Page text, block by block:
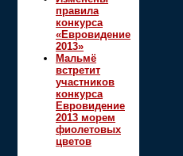
правила
конкурса
«Евровидение
2013»
Мальмё
встретит
участников
конкурса
Евровидение
2013 морем
фиолетовых
цветов